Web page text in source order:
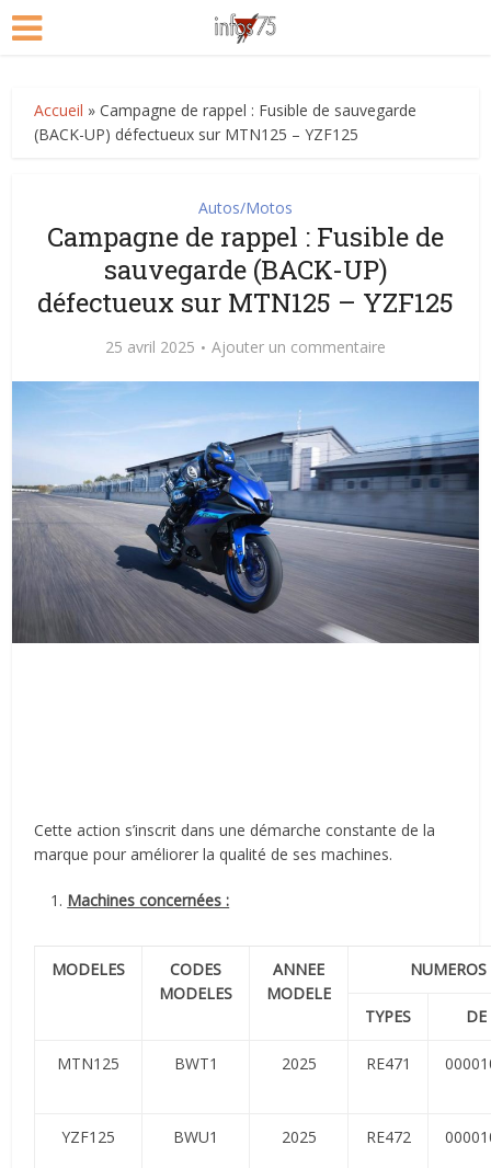
Accueil »Campagne de rappel : Fusible de sauvegarde
(BACK-UP) défectueux sur MTN125 – YZF125
Autos/Motos
Campagne de rappel : Fusible de
sauvegarde (BACK-UP)
défectueux sur MTN125 – YZF125
25 avril 2025 Ajouter un commentaire
Cette action s’inscrit dans une démarche constante de la
marque pour améliorer la qualité de ses machines.
Machines concernées :
MODELES
CODES
MODELES
ANNEE
MODELE
NUMEROS
TYPES DE
MTN125 BWT1 2025 RE471
YZF125 BWU1 2025 RE472